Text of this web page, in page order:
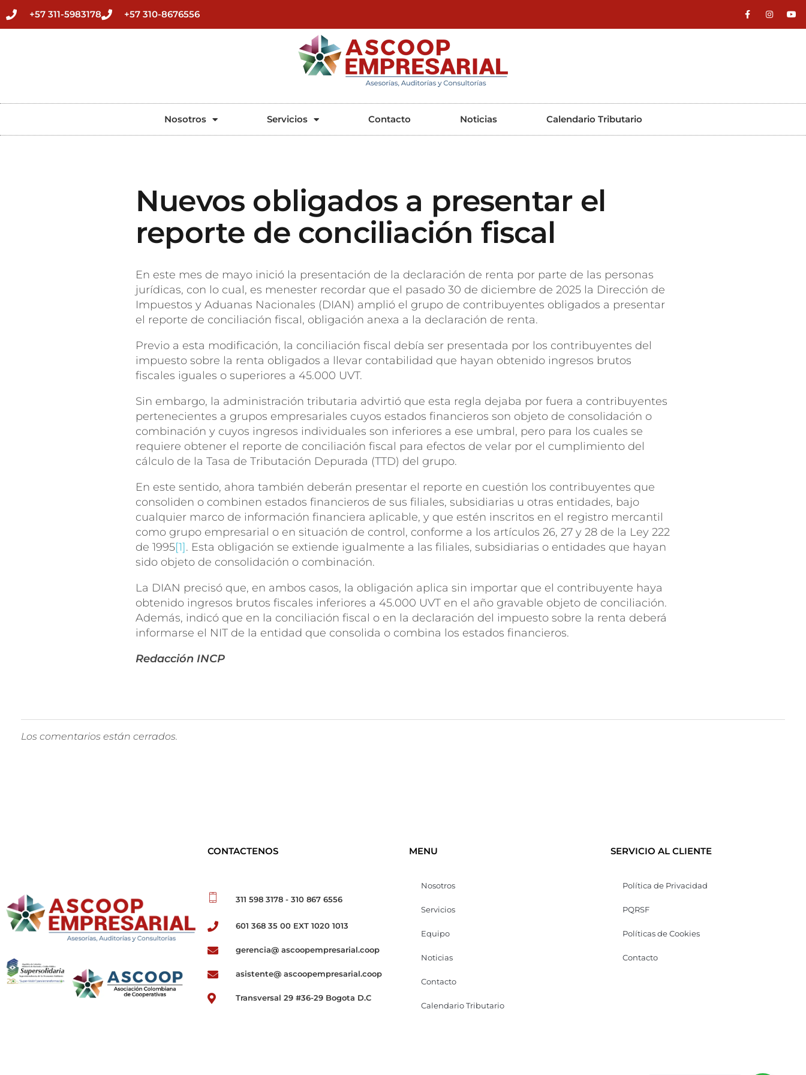
+57 311-5983178 +57 310-8676556
Nosotros Servicios Contacto Noticias Calendario Tributario
Nuevos obligados a presentar el
reporte de conciliación fiscal
En este mes de mayo inició la presentación de la declaración de renta por parte de las personas
jurídicas, con lo cual, es menester recordar que el pasado 30 de diciembre de 2025 la Dirección de
Impuestos y Aduanas Nacionales (DIAN) amplió el grupo de contribuyentes obligados a presentar
el reporte de conciliación fiscal, obligación anexa a la declaración de renta.
Previo a esta modificación, la conciliación fiscal debía ser presentada por los contribuyentes del
impuesto sobre la renta obligados a llevar contabilidad que hayan obtenido ingresos brutos
fiscales iguales o superiores a 45.000 UVT.
Sin embargo, la administración tributaria advirtió que esta regla dejaba por fuera a contribuyentes
pertenecientes a grupos empresariales cuyos estados financieros son objeto de consolidación o
combinación y cuyos ingresos individuales son inferiores a ese umbral, pero para los cuales se
requiere obtener el reporte de conciliación fiscal para efectos de velar por el cumplimiento del
cálculo de la Tasa de Tributación Depurada (TTD) del grupo.
En este sentido, ahora también deberán presentar el reporte en cuestión los contribuyentes que
consoliden o combinen estados financieros de sus filiales, subsidiarias u otras entidades, bajo
cualquier marco de información financiera aplicable, y que estén inscritos en el registro mercantil
como grupo empresarial o en situación de control, conforme a los artículos 26, 27 y 28 de la Ley 222
de 1995[1]. Esta obligación se extiende igualmente a las filiales, subsidiarias o entidades que hayan
sido objeto de consolidación o combinación.
La DIAN precisó que, en ambos casos, la obligación aplica sin importar que el contribuyente haya
obtenido ingresos brutos fiscales inferiores a 45.000 UVT en el año gravable objeto de conciliación.
Además, indicó que en la conciliación fiscal o en la declaración del impuesto sobre la renta deberá
informarse el NIT de la entidad que consolida o combina los estados financieros.
Redacción INCP
Los comentarios están cerrados.
CONTACTENOS
311 598 3178 - 310 867 6556
601 368 35 00 EXT 1020 1013
gerencia@ ascoopempresarial.coop
asistente@ ascoopempresarial.coop
Transversal 29 #36-29 Bogota D.C
MENU
Nosotros
Servicios
Equipo
Noticias
Contacto
Calendario Tributario
SERVICIO AL CLIENTE
Política de Privacidad
PQRSF
Políticas de Cookies
Contacto